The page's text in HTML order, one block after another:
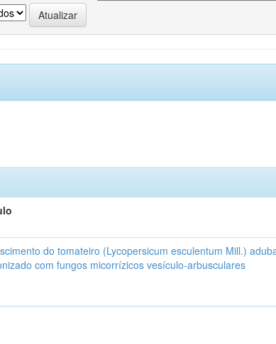
do tomateiro (Lycopersicum esculentum Mill.)
com fungos micorrízicos vesículo-arbusculares